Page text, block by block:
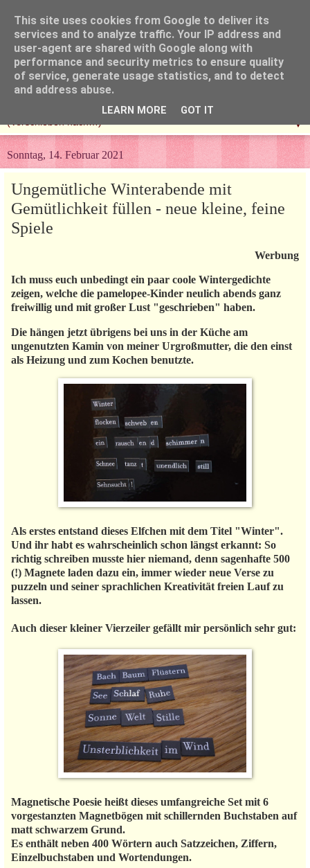
▼
Sonntag, 14. Februar 2021
Ungemütliche Winterabende mit
Gemütlichkeit füllen - neue kleine, feine
Spiele
Werbung
Ich muss euch unbedingt ein paar coole Wintergedichte
zeigen, welche die pamelopee-Kinder neulich abends ganz
freiwillig und mit großer Lust "geschrieben" haben.
Die hängen jetzt übrigens bei uns in der Küche am
ungenutzten Kamin von meiner Urgroßmutter, die den einst
als Heizung und zum Kochen benutzte.
Als erstes entstand dieses Elfchen mit dem Titel "Winter".
Und ihr habt es wahrscheinlich schon längst erkannt: So
richtig schreiben musste hier niemand, denn sagenhafte 500
(!) Magnete laden dazu ein, immer wieder neue Verse zu
puzzeln und seiner sprachlichen Kreativität freien Lauf zu
lassen.
Auch dieser kleiner Vierzeiler gefällt mir persönlich sehr gut:
Magnetische Poesie heißt dieses umfangreiche Set mit 6
vorgestanzten Magnetbögen mit schillernden Buchstaben auf
matt schwarzem Grund.
Es enthält neben 400 Wörtern auch Satzzeichen, Ziffern,
Einzelbuchstaben und Wortendungen.
This site uses cookies from Google to deliver its
services and to analyze traffic. Your IP address and
user-agent are shared with Google along with
performance and security metrics to ensure quality
of service, generate usage statistics, and to detect
and address abuse.
LEARN MORE GOT IT